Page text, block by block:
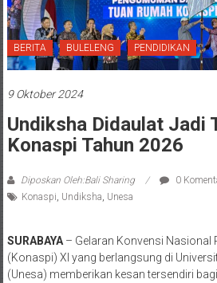
BERITA BULELENG PENDIDIKAN
9 Oktober 2024
Undiksha Didaulat Jadi
Konaspi Tahun 2026
Diposkan Oleh:Bali Sharing
0
Konaspi Undiksha Unesa
SURABAYA– Gelaran Konvensi Nasional
(Konaspi) XI yang berlangsung di
(Unesa) memberikan kesan tersendiri